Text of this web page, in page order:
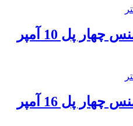
کلید مینیاتوری زیمنس چهار پل 10 آمپر
کلید مینیاتوری زیمنس چهار پل 16 آمپر